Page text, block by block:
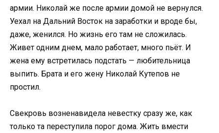
армии. Николай же после армии домой не вернулся.
Уехал на Дальний Восток на заработки и вроде бы,
даже, женился. Но жизнь его там не сложилась.
Живет одним днем, мало работает, много пьёт. И
жена ему встретилась подстать — любительница
выпить. Брата и его жену Николай Кутепов не
простил.
Свекровь возненавидела невестку сразу же, как
только та переступила порог дома. Жить вмести